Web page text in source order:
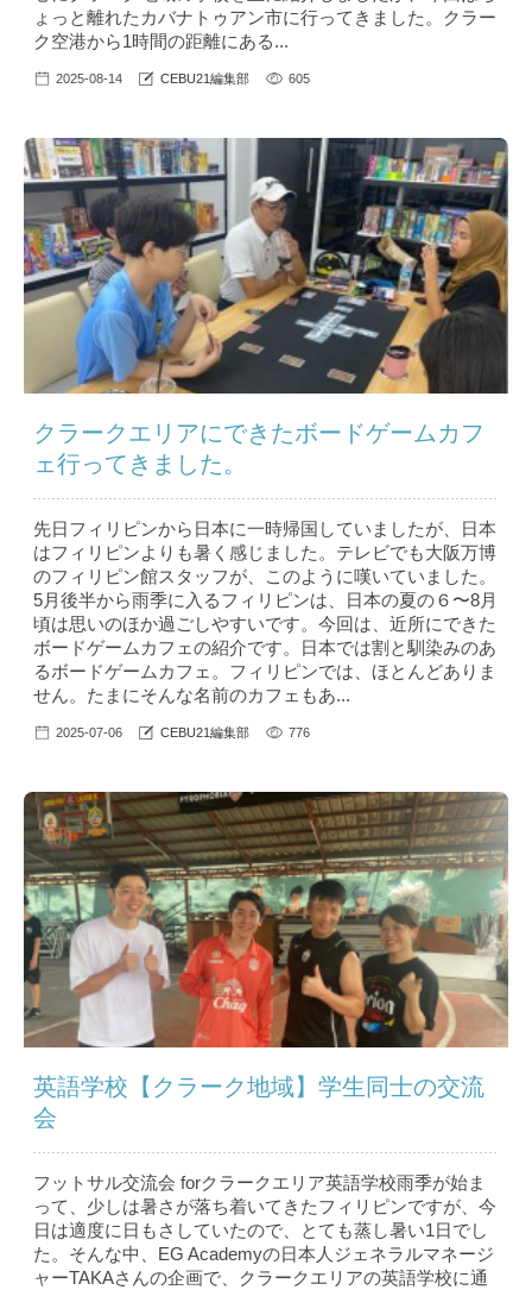
ょっと離れたカバナトゥアン市に行ってきました。クラー
ク空港から1時間の距離にある...
2025-08-14 CEBU21編集部 605
クラークエリアにできたボードゲームカフ
ェ行ってきました。
先日フィリピンから日本に一時帰国していましたが、日本
はフィリピンよりも暑く感じました。テレビでも大阪万博
のフィリピン館スタッフが、このように嘆いていました。
5月後半から雨季に入るフィリピンは、日本の夏の６〜8月
頃は思いのほか過ごしやすいです。今回は、近所にできた
ボードゲームカフェの紹介です。日本では割と馴染みのあ
るボードゲームカフェ。フィリピンでは、ほとんどありま
せん。たまにそんな名前のカフェもあ...
2025-07-06 CEBU21編集部 776
英語学校【クラーク地域】学生同士の交流
会
フットサル交流会 forクラークエリア英語学校雨季が始ま
って、少しは暑さが落ち着いてきたフィリピンですが、今
日は適度に日もさしていたので、とても蒸し暑い1日でし
た。そんな中、EG Academyの日本人ジェネラルマネージ
ャーTAKAさんの企画で、クラークエリアの英語学校に通